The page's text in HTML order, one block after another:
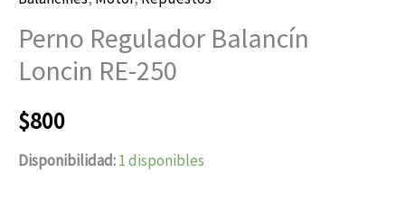
Perno Regulador Balancín
Loncin RE-250
$800
Disponibilidad:1 disponibles